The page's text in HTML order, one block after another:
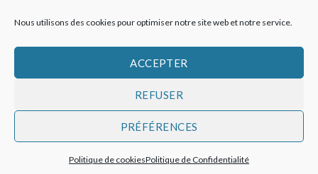
Nous utilisons des cookies pour optimiser notre site web et notre service.
ACCEPTER
REFUSER
PRÉFÉRENCES
Politique de cookiesPolitique de Confidentialité
Copyright 2026 ©Vikings & Co